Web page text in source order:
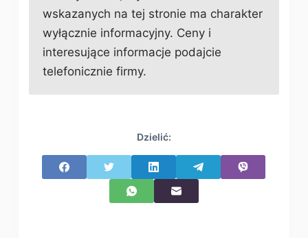
wskazanych na tej stronie ma charakter
wyłącznie informacyjny. Ceny i
interesujące informacje podajcie
telefonicznie firmy.
Dzielić: